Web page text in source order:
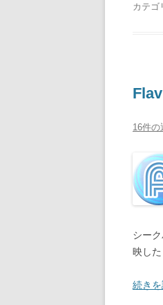
カテゴ
16件の
シー
映し
続き